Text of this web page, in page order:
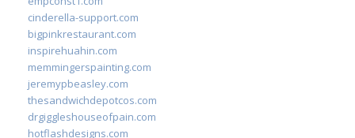
cinderella-support.com
bigpinkrestaurant.com
inspirehuahin.com
memmingerspainting.com
jeremypbeasley.com
thesandwichdepotcos.com
drgiggleshouseofpain.com
hotflashdesigns.com